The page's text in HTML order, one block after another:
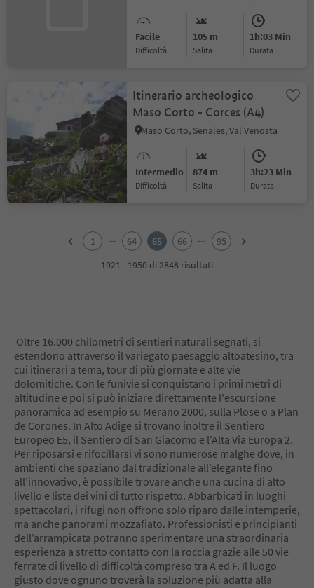
Facile
Difficoltà
105 m
Salita
1h:03 Min
durata
Itinerario archeologico
Maso Corto - Corces (A4)
Maso Corto, Senales, Val Venosta
Intermedio
Difficoltà
874 m
Salita
3h:23 Min
durata
10
11
12
13
14
15
16
17
18
19
20
21
22
23
24
25
26
27
1 ... 64 65 66 ...
95
1921 - 1950 di 2848 risultati
Oltre 16.000 chilometri di sentieri naturali segnati, si
estendono attraverso il variegato paesaggio altoatesino, tra
cui itinerari a tema, tour di più giornate e alte vie
dolomitiche. Con le funivie si conquistano i primi metri di
altitudine e poi si può iniziare direttamente l'escursione
panoramica ad esempio su Merano 2000, sulla Plose o a Plan
de Corones. In Alto Adige si trovano inoltre il Sentiero
Europeo E5, il Sentiero di San Giacomo e l’Alta Via Europa 2.
Per riposarsi e rifocillarsi vi sono numerose malghe dove, in
ambienti che spaziano dal tradizionale all’elegante fino
all’innovativo, è possibile trovare anche una cucina di alto
livello e liste dei vini di tutto rispetto. Abbarbicati in luoghi
spettacolari, i rifugi non offrono solo riparo dalle intemperie,
ma anche panorami mozzafiato. Professionisti e principianti
dell’arrampicata potranno sperimentare una straordinaria
esperienza a stretto contatto con la roccia grazie alle 50 vie
ferrate di livello di difficoltà compreso tra A ed F. Il luogo
giusto dove ognuno troverà la soluzione più adatta alla